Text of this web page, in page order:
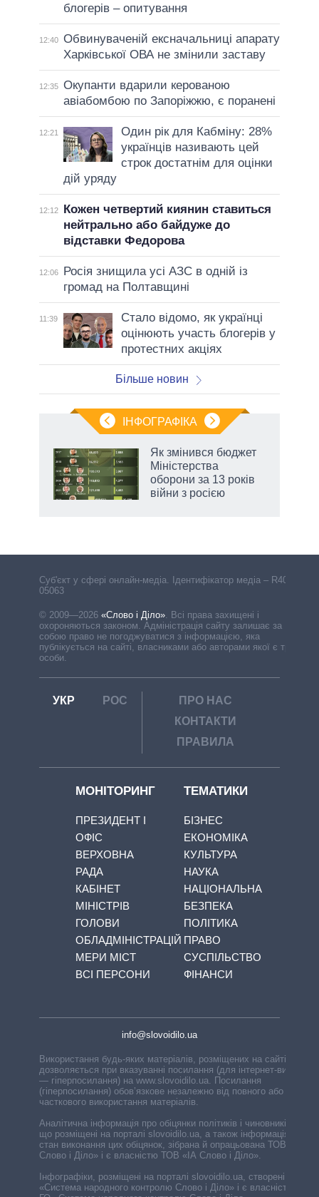
блогерів – опитування
12:40 Обвинуваченій ексначальниці апарату
Харківської ОВА не змінили заставу
12:35 Окупанти вдарили керованою
авіабомбою по Запоріжжю, є поранені
12:21
Один рік для Кабміну: 28%
українців називають цей
строк достатнім для оцінки
дій уряду
12:12
Кожен четвертий киянин ставиться
нейтрально або байдуже до
відставки Федорова
12:06
Росія знищила усі АЗС в одній із
громад на Полтавщині
11:39
Стало відомо, як українці
оцінюють участь блогерів у
протестних акціях
Більше новин
ІНФОГРАФІКА
Як змінився бюджет
Міністерства
оборони за 13 років
війни з росією
Cуб'єкт у сфері онлайн-медіа. Ідентифікатор медіа – R40-
05063
© 2009—2026 «Слово і Діло». Всі права захищені і
охороняються законом. Адміністрація сайту залишає за
собою право не погоджуватися з інформацією, яка
публікується на сайті, власниками або авторами якої є треті
особи.
УКР РОС
ПРО НАС
КОНТАКТИ
ПРАВИЛА
МОНІТОРИНГ
ПРЕЗИДЕНТ І
ОФІС
ВЕРХОВНА
РАДА
КАБІНЕТ
МІНІСТРІВ
ГОЛОВИ
ОБЛАДМІНІСТРАЦІЙ
МЕРИ МІСТ
ВСІ ПЕРСОНИ
ТЕМАТИКИ
БІЗНЕС
ЕКОНОМІКА
КУЛЬТУРА
НАУКА
НАЦІОНАЛЬНА
БЕЗПЕКА
ПОЛІТИКА
ПРАВО
СУСПІЛЬСТВО
ФІНАНСИ
info@slovoidilo.ua
Використання будь-яких матеріалів, розміщених на сайті,
дозволяється при вказуванні посилання (для інтернет-видань
— гіперпосилання) на www.slovoidilo.ua. Посилання
(гіперпосилання) обов’язкове незалежно від повного або
часткового використання матеріалів.
Аналітична інформація про обіцянки політиків і чиновників,
що розміщені на порталі slovoidilo.ua, а також інформація про
стан виконання цих обіцянок, зібрана й опрацьована ТОВ «ІА
Слово і Діло» і є власністю ТОВ «ІА Слово і Діло».
Інфографіки, розміщені на порталі slovoidilo.ua, створені ГО
«Система народного контролю Слово і Діло» і є власністю